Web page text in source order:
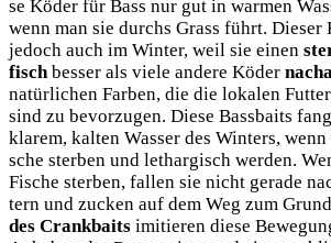
se Köder für Bass nur gut in war­men
wenn man sie durchs Grass führt. Die­ser
jedoch auch im Win­ter, weil sie einen
fischbes­ser als vie­le ande­re Köder
natür­li­chen Far­ben, die die loka­len
sind zu bevor­zu­gen. Die­se Bass­baits
kla­rem, kal­ten Was­ser des Win­ters,
sche ster­ben und lethar­gisch wer­den.
Fische ster­ben, fal­len sie nicht gera­de
tern und zucken auf dem Weg zum
des Crank­baits imi­tie­ren die­se